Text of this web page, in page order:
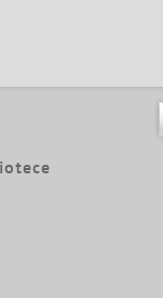
Podczas sekcji
które składem
przypuszczają, że z
każdy ich krok jest
pojęcia, o jaką stawkę